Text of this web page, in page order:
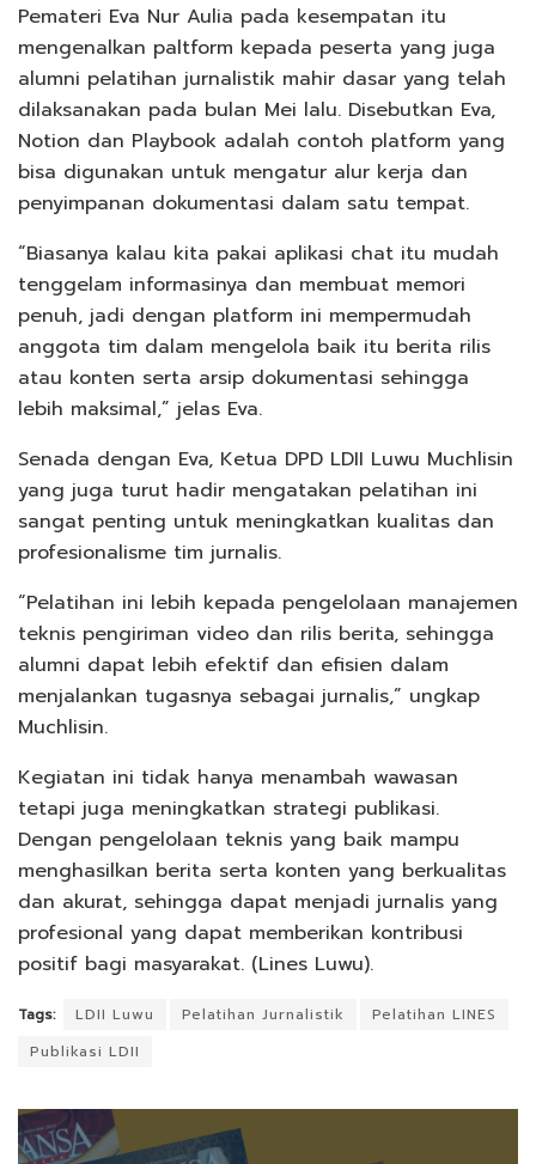
Pemateri Eva Nur Aulia pada kesempatan itu
mengenalkan paltform kepada peserta yang juga
alumni pelatihan jurnalistik mahir dasar yang telah
dilaksanakan pada bulan Mei lalu. Disebutkan Eva,
Notion dan Playbook adalah contoh platform yang
bisa digunakan untuk mengatur alur kerja dan
penyimpanan dokumentasi dalam satu tempat.
“Biasanya kalau kita pakai aplikasi chat itu mudah
tenggelam informasinya dan membuat memori
penuh, jadi dengan platform ini mempermudah
anggota tim dalam mengelola baik itu berita rilis
atau konten serta arsip dokumentasi sehingga
lebih maksimal,” jelas Eva.
Senada dengan Eva, Ketua DPD LDII Luwu Muchlisin
yang juga turut hadir mengatakan pelatihan ini
sangat penting untuk meningkatkan kualitas dan
profesionalisme tim jurnalis.
“Pelatihan ini lebih kepada pengelolaan manajemen
teknis pengiriman video dan rilis berita, sehingga
alumni dapat lebih efektif dan efisien dalam
menjalankan tugasnya sebagai jurnalis,” ungkap
Muchlisin.
Kegiatan ini tidak hanya menambah wawasan
tetapi juga meningkatkan strategi publikasi.
Dengan pengelolaan teknis yang baik mampu
menghasilkan berita serta konten yang berkualitas
dan akurat, sehingga dapat menjadi jurnalis yang
profesional yang dapat memberikan kontribusi
positif bagi masyarakat. (Lines Luwu).
Tags: LDII Luwu Pelatihan Jurnalistik
Pelatihan LINES
Publikasi LDII